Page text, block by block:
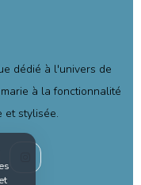
dédié à l'univers de
à la fonctionnalité
et stylisée.